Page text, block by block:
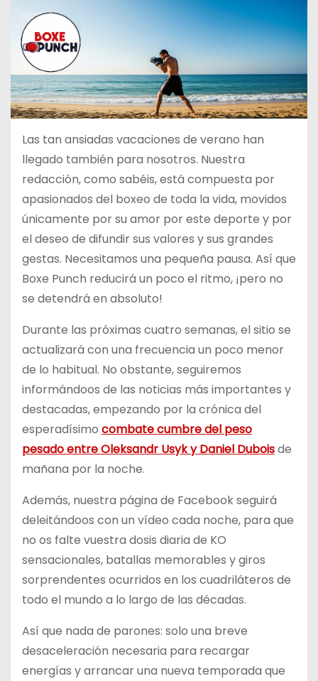
Las tan ansiadas vacaciones de verano han
llegado también para nosotros. Nuestra
redacción, como sabéis, está compuesta por
apasionados del boxeo de toda la vida, movidos
únicamente por su amor por este deporte y por
el deseo de difundir sus valores y sus grandes
gestas. Necesitamos una pequeña pausa. Así que
Boxe Punch reducirá un poco el ritmo, ¡pero no
se detendrá en absoluto!
Durante las próximas cuatro semanas, el sitio se
actualizará con una frecuencia un poco menor
de lo habitual. No obstante, seguiremos
informándoos de las noticias más importantes y
destacadas, empezando por la crónica del
esperadísimo combate cumbre del peso
pesado entre Oleksandr Usyk y Daniel Duboisde
mañana por la noche.
Además, nuestra página de Facebook seguirá
deleitándoos con un vídeo cada noche, para que
no os falte vuestra dosis diaria de KO
sensacionales, batallas memorables y giros
sorprendentes ocurridos en los cuadriláteros de
todo el mundo a lo largo de las décadas.
Así que nada de parones: solo una breve
desaceleración necesaria para recargar
energías y arrancar una nueva temporada que